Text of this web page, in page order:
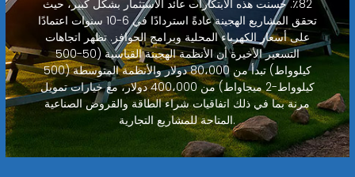
82٪. حسنت هذه الابتكارات عائد الاستثمار بشكل كبير، حيث
تحقق المشاريع الهجينة عادةً استردادًا في 6-10 سنوات اعتمادًا
على أسعار الكهرباء المحلية وبرامج الحوافز. تظهر اتجاهات
التسعير الأخيرة أن الأنظمة الهجينة القياسية (50-500
كيلوواط) تبدأ من 80،000 دولار والأنظمة المتوسطة (500
كيلوواط-2 ميجاواط) من 400،000 دولار، مع خيارات تمويل
مرنة بما في ذلك اتفاقيات شراء الطاقة والقروض الصناعية
المتاحة للمشاريع التجارية.